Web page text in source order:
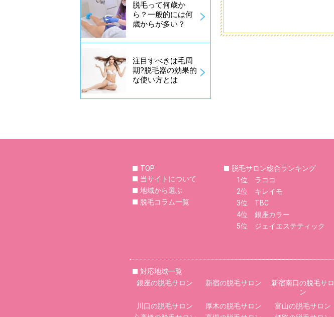
脱毛って何歳か
ら？一般的には何
歳からが多い？
注目すべきは毛周
期?脱毛器の効果的
な使い方とは
TOP
当サイトについて
地域から選ぶ
脱毛コラム一覧
脱毛サロン総合ランキング
1位 ラココ
2位 キレイモ
3位 TBC
4位 銀座カラー
5位 ジェイエステティック
対応地域一覧
銀座の脱毛サロン
新宿の脱毛サロン
新宿南口の脱毛サロ
ン
川口の脱毛サロン
厚木の脱毛サロン 富山の脱毛サロン